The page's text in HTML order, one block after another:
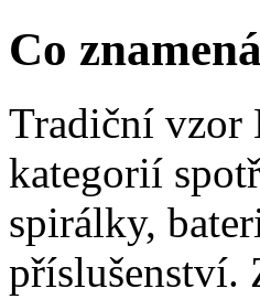
Co
Tradiční vzor
kategorií
spirálky,
příslušenství.